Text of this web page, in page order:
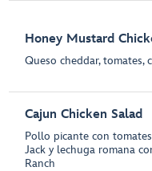
Honey Mustard
Queso cheddar, tomates,
Cajun Chicken Salad
Pollo picante con
Jack y lechuga romana
Ranch